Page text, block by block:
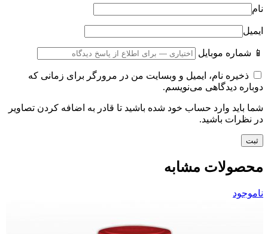
نام
ایمیل
📱 شماره موبایل
ذخیره نام، ایمیل و وبسایت من در مرورگر برای زمانی که
دوباره دیدگاهی می‌نویسم.
شما باید وارد حساب خود شده باشید تا قادر به اضافه کردن تصاویر
در نظرات باشید.
محصولات مشابه
ناموجود